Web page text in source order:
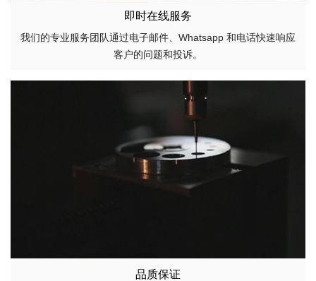
即时在线服务
我们的专业服务团队通过电子邮件、Whatsapp 和电话快速响应
客户的问题和投诉。
品质保证